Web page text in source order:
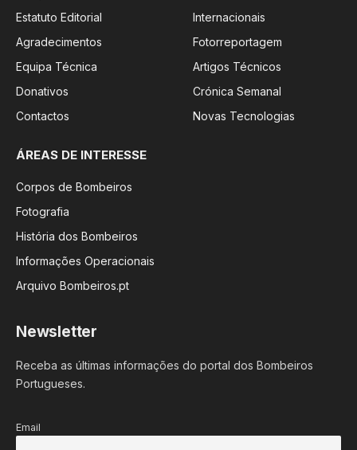
Estatuto Editorial
Agradecimentos
Equipa Técnica
Donativos
Contactos
Internacionais
Fotorreportagem
Artigos Técnicos
Crónica Semanal
Novas Tecnologias
ÁREAS DE INTERESSE
Corpos de Bombeiros
Fotografia
História dos Bombeiros
Informações Operacionais
Arquivo Bombeiros.pt
Newsletter
Receba as últimas informações do portal dos Bombeiros
Portugueses.
Email